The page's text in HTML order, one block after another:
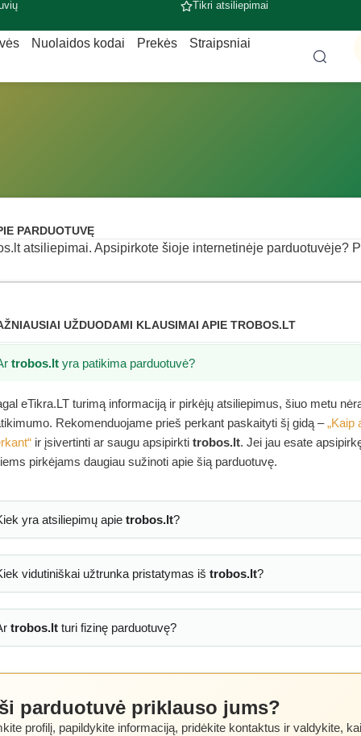
Tikri atsiliepimai
Nuolaidos kodai Prekės Straipsniai
PARDUOTUVĘ
atsiliepimai. Apsipirkote šioje internetinėje parduotuvėje?
UŽDUODAMI KLAUSIMAI APIE TROBOS.LT
trobos.lt yra patikima parduotuvė?
eTikra.LT turimą informaciją ir pirkėjų atsiliepimus, šiuo metu
Rekomenduojame prieš perkant paskaityti šį gidą –„Kaip
ir įsivertinti ar saugu apsipirkti trobos.lt. Jei jau esate
pirkėjams daugiau sužinoti apie šią parduotuvę.
yra atsiliepimų apie trobos.lt?
vidutiniškai užtrunka pristatymas iš trobos.lt?
trobos.ltturi fizinę parduotuvę?
parduotuvė priklauso jums?
profilį, papildykite informaciją, pridėkite kontaktus ir valdykite,